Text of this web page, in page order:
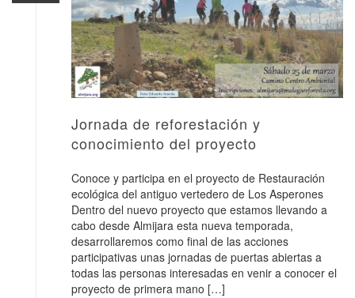
Jornada de reforestación y
conocimiento del proyecto
Conoce y participa en el proyecto de Restauración
ecológica del antiguo vertedero de Los Asperones
Dentro del nuevo proyecto que estamos llevando a
cabo desde Almijara esta nueva temporada,
desarrollaremos como final de las acciones
participativas unas jornadas de puertas abiertas a
todas las personas interesadas en venir a conocer el
proyecto de primera mano […]